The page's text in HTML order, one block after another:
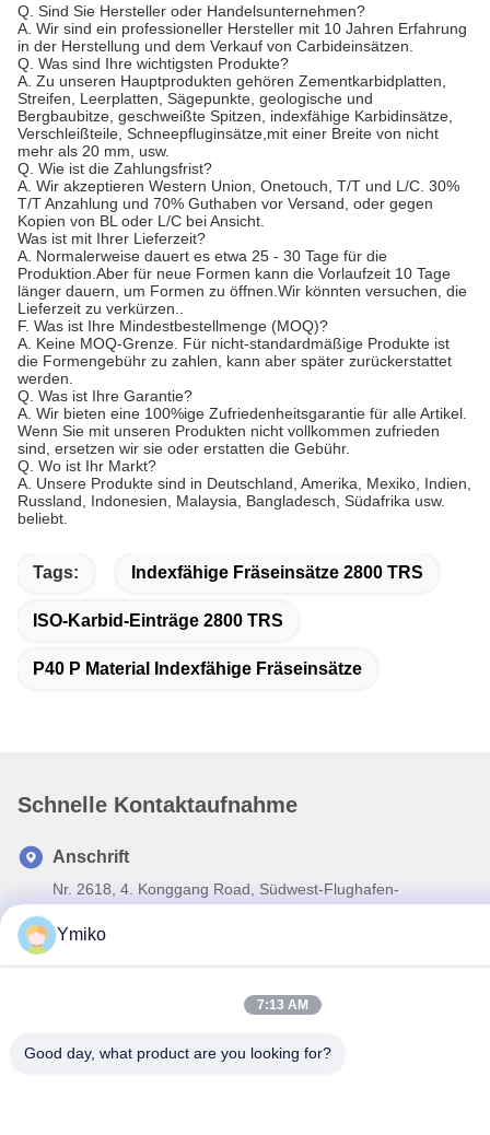
Q. Sind Sie Hersteller oder Handelsunternehmen?
A. Wir sind ein professioneller Hersteller mit 10 Jahren Erfahrung
in der Herstellung und dem Verkauf von Carbideinsätzen.
Q. Was sind Ihre wichtigsten Produkte?
A. Zu unseren Hauptprodukten gehören Zementkarbidplatten,
Streifen, Leerplatten, Sägepunkte, geologische und
Bergbaubitze, geschweißte Spitzen, indexfähige Karbidinsätze,
Verschleißteile, Schneepfluginsätze,mit einer Breite von nicht
mehr als 20 mm, usw.
Q. Wie ist die Zahlungsfrist?
A. Wir akzeptieren Western Union, Onetouch, T/T und L/C. 30%
T/T Anzahlung und 70% Guthaben vor Versand, oder gegen
Kopien von BL oder L/C bei Ansicht.
Was ist mit Ihrer Lieferzeit?
A. Normalerweise dauert es etwa 25 - 30 Tage für die
Produktion.Aber für neue Formen kann die Vorlaufzeit 10 Tage
länger dauern, um Formen zu öffnen.Wir könnten versuchen, die
Lieferzeit zu verkürzen..
F. Was ist Ihre Mindestbestellmenge (MOQ)?
A. Keine MOQ-Grenze. Für nicht-standardmäßige Produkte ist
die Formengebühr zu zahlen, kann aber später zurückerstattet
werden.
Q. Was ist Ihre Garantie?
A. Wir bieten eine 100%ige Zufriedenheitsgarantie für alle Artikel.
Wenn Sie mit unseren Produkten nicht vollkommen zufrieden
sind, ersetzen wir sie oder erstatten die Gebühr.
Q. Wo ist Ihr Markt?
A. Unsere Produkte sind in Deutschland, Amerika, Mexiko, Indien,
Russland, Indonesien, Malaysia, Bangladesch, Südafrika usw.
beliebt.
Tags: Indexfähige Fräseinsätze 2800 TRS
ISO-Karbid-Einträge 2800 TRS
P40 P Material Indexfähige Fräseinsätze
Schnelle Kontaktaufnahme
Anschrift
Nr. 2618, 4. Konggang Road, Südwest-Flughafen-
China.
E-Mail-Adresse
Ymiko
7:13 AM
Good day, what product are you looking for?